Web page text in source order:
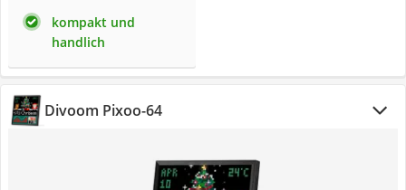
kompakt und
handlich
Divoom Pixoo-64